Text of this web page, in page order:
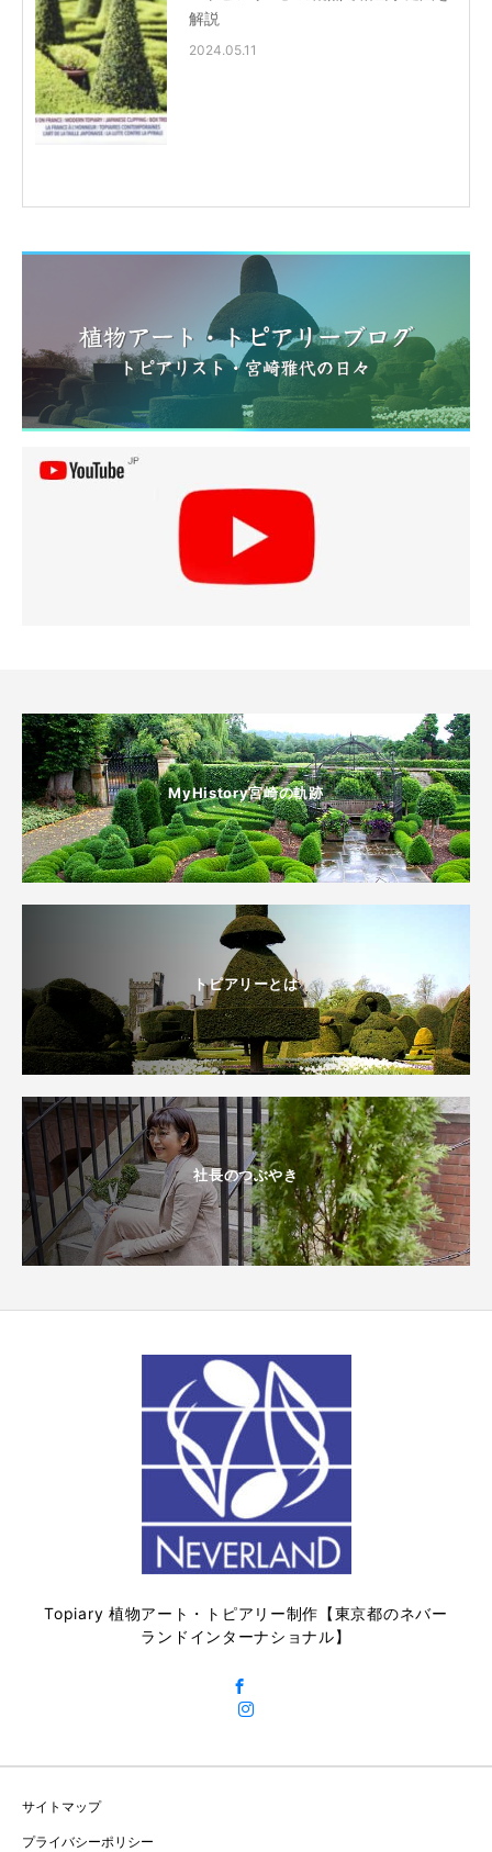
解説
2024.05.11
MyHistory宮崎の軌跡
トピアリーとは
社長のつぶやき
Topiary 植物アート・トピアリー制作【東京都のネバー
ランドインターナショナル】
サイトマップ
プライバシーポリシー